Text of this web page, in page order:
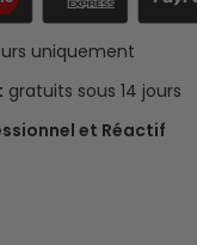
uniquement
gratuits sous 14 jours
et Réactif